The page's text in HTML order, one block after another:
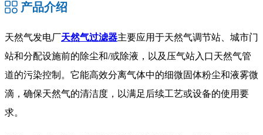
产品介绍
天然气发电厂 天然气过滤器主要应用于天然气调节站、城市门
站和分配设施前的除尘和/或除液，以及压气站入口天然气管
道的污染控制。它能高效分离气体中的细微固体粉尘和液雾微
滴，确保天然气的清洁度，以满足后续工艺或设备的使用要
求。